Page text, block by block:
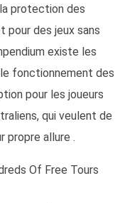
protection des
pour des jeux sans
existe les
fonctionnement des
pour les joueurs
qui veulent de
propre allure .
Of Free Tours